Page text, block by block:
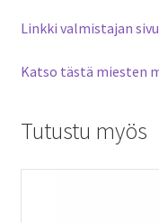
Linkki valmistajan
Katso tästä miesten
Tutustu myös